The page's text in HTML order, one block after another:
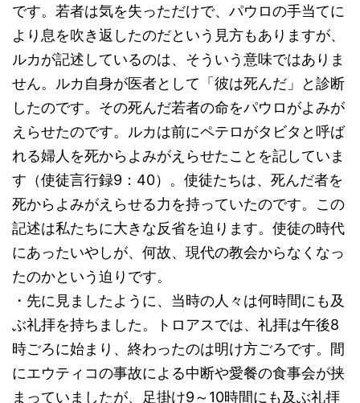
です。若者は気を失っただけで、パウロの手当てに
より息を吹き返したのだという見方もありますが、
ルカが記述しているのは、そういう意味ではありま
せん。ルカ自身が医者として「彼は死んだ」と診断
したのです。その死んだ若者の命をパウロがよみが
えらせたのです。ルカは前にペテロがタビタと呼ば
れる婦人を死からよみがえらせたことを記していま
す（使徒言行録9：40）。使徒たちは、死んだ者を
死からよみがえらせる力を持っていたのです。この
記述は私たちに大きな反省を迫ります。使徒の時代
にあったいやしが、何故、現代の教会からなくなっ
たのかという迫りです。
・先に見ましたように、当時の人々は何時間にも及
ぶ礼拝を持ちました。トロアスでは、礼拝は午後8
時ごろに始まり、終わったのは明け方ごろです。間
にエウティコの事故による中断や愛餐の食事会が挟
まっていましたが、足掛け9～10時間にも及ぶ礼拝